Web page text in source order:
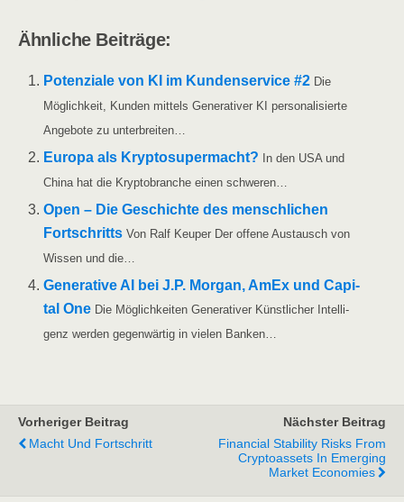
Ähn­li­che Beiträge:
Poten­zia­le von KI im Kun­den­ser­vice #2 Die
Mög­lich­keit, Kun­den mit­tels Gene­ra­ti­ver KI per­so­na­li­sier­te
Ange­bo­te zu unterbreiten…
Euro­pa als Kryp­to­super­macht? In den USA und
Chi­na hat die Kryp­to­bran­che einen schweren…
Open – Die Geschich­te des mensch­li­chen
Fort­schritts Von Ralf Keu­per Der offe­ne Aus­tausch von
Wis­sen und die…
Gene­ra­ti­ve AI bei J.P. Mor­gan, AmEx und Capi­
tal One Die Mög­lich­kei­ten Gene­ra­ti­ver Künst­li­cher Intel­li­
genz wer­den gegen­wär­tig in vie­len Banken…
Vorheriger Beitrag
Macht Und Fortschritt
Nächster Beitrag
Financial Stability Risks From
Cryptoassets In Emerging
Market Economies